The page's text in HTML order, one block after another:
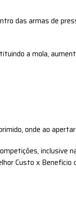
das armas de
a mola,
onde ao
inclusive
Custo x Benefício